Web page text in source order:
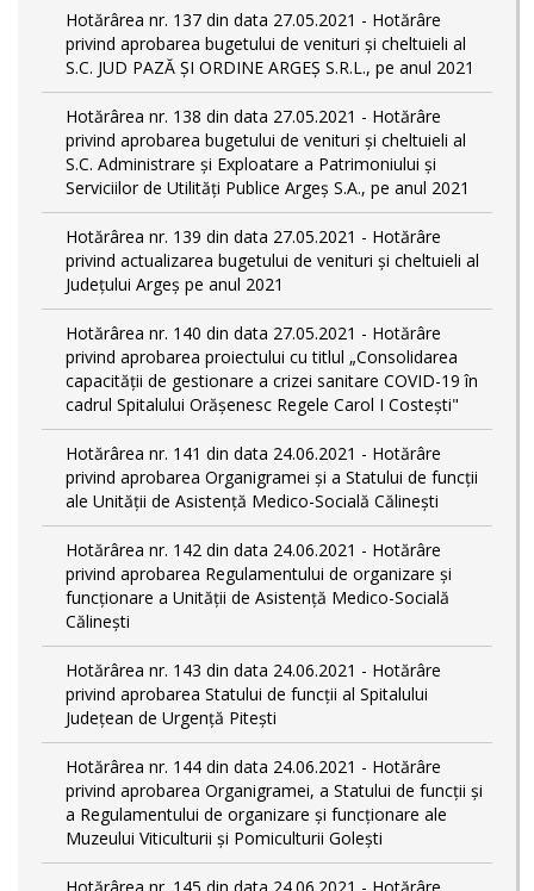
Hotărârea nr. 137 din data 27.05.2021 - Hotărâre
privind aprobarea bugetului de venituri și cheltuieli al
S.C. JUD PAZĂ ȘI ORDINE ARGEȘ S.R.L., pe anul 2021
Hotărârea nr. 138 din data 27.05.2021 - Hotărâre
privind aprobarea bugetului de venituri și cheltuieli al
S.C. Administrare și Exploatare a Patrimoniului și
Serviciilor de Utilități Publice Argeș S.A., pe anul 2021
Hotărârea nr. 139 din data 27.05.2021 - Hotărâre
privind actualizarea bugetului de venituri și cheltuieli al
Județului Argeș pe anul 2021
Hotărârea nr. 140 din data 27.05.2021 - Hotărâre
privind aprobarea proiectului cu titlul „Consolidarea
capacității de gestionare a crizei sanitare COVID-19 în
cadrul Spitalului Orășenesc Regele Carol I Costești"
Hotărârea nr. 141 din data 24.06.2021 - Hotărâre
privind aprobarea Organigramei și a Statului de funcţii
ale Unității de Asistență Medico-Socială Călinești
Hotărârea nr. 142 din data 24.06.2021 - Hotărâre
privind aprobarea Regulamentului de organizare și
funcționare a Unității de Asistență Medico-Socială
Călinești
Hotărârea nr. 143 din data 24.06.2021 - Hotărâre
privind aprobarea Statului de funcții al Spitalului
Județean de Urgență Pitești
Hotărârea nr. 144 din data 24.06.2021 - Hotărâre
privind aprobarea Organigramei, a Statului de funcţii și
a Regulamentului de organizare și funcționare ale
Muzeului Viticulturii și Pomiculturii Golești